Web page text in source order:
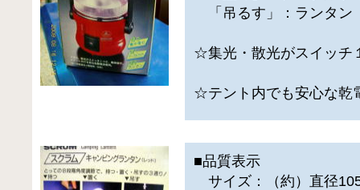
「吊るす」：ランタン
☆集光・散光がスイッチ
☆テント内でも安心な乾
■品質表示
サイズ：（約）直径